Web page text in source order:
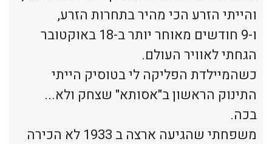
והייתי הזרע הכי מהיר בתחרות הזרע,
ו-9 חודשים מאוחר יותר ב-18 באוקטובר
הגחתי לאוויר העולם.
כשהמיילדת הפליקה לי בטוסיק הייתי
התינוק הראשון ב"אסותא" שצחק ולא...
בכה.
משפחתי שהגיעה ארצה ב 1933 לא הכירה